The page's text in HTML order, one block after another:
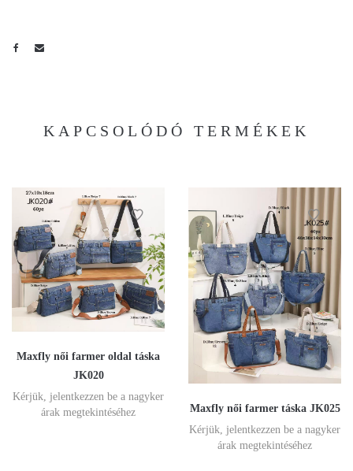
KAPCSOLÓDÓ TERMÉKEK
Maxfly női farmer oldal táska
JK020
Kérjük, jelentkezzen be a nagyker
árak megtekintéséhez
Maxfly női farmer táska JK025
Kérjük, jelentkezzen be a nagyker
árak megtekintéséhez